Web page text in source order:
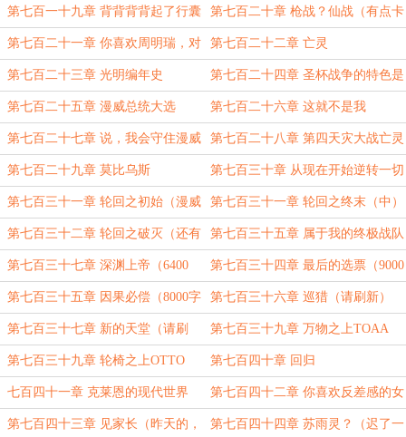
plus
第七百一十九章 背背背背起了行囊
（补）
第七百二十章 枪战？仙战（有点卡
文，6300字）
第七百二十一章 你喜欢周明瑞，对
么？
第七百二十二章 亡灵
第七百二十三章 光明编年史 第七百二十四章 圣杯战争的特色是
什么？（补昨天）
第七百二十五章 漫威总统大选
（10.19）
第七百二十六章 这就不是我
第七百二十七章 说，我会守住漫威
的一切
第七百二十八章 第四天灾大战亡灵
天灾
第七百二十九章 莫比乌斯 第七百三十章 从现在开始逆转一切
吧（请刷新）
第七百三十一章 轮回之初始（漫威
篇完，上）
第七百三十一章 轮回之终末（中）
4800字
第七百三十二章 轮回之破灭（还有
一章6000字会迟一点）别等了，卡
了）
第七百三十五章 属于我的终极战队
第七百三十七章 深渊上帝（6400
字）
第七百三十四章 最后的选票（9000
字）
第七百三十五章 因果必偿（8000字
可刷新，漫威篇结束，还有点小尾
巴）
第七百三十六章 巡猎（请刷新）
第七百三十七章 新的天堂（请刷
新）
第七百三十九章 万物之上TOAA
第七百三十九章 轮椅之上OTTO 第七百四十章 回归
七百四十一章 克莱恩的现代世界 第七百四十二章 你喜欢反差感的女
孩么？
第七百四十三章 见家长（昨天的， 第七百四十四章 苏雨灵？（迟了一